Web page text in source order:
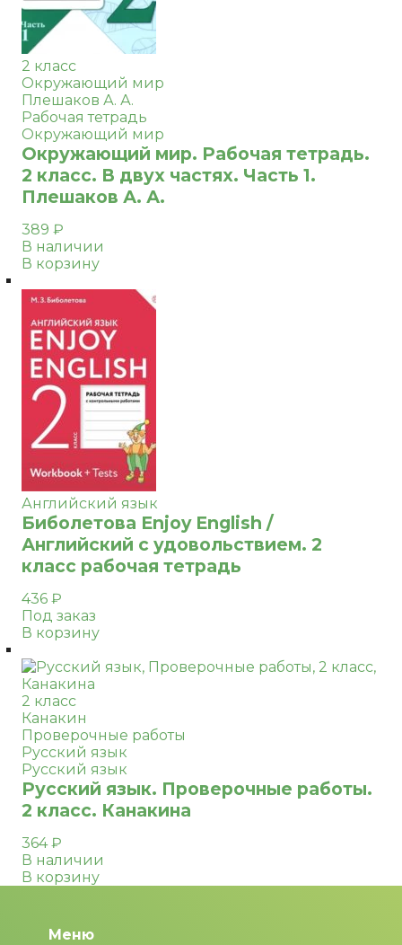
2 класс
Окружающий мир
Плешаков А. А.
Рабочая тетрадь
Окружающий мир
Окружающий мир. Рабочая тетрадь.
2 класс. В двух частях. Часть 1.
Плешаков А. А.
389 ₽
В наличии
В корзину
Английский язык
Биболетова Enjoy English /
Английский с удовольствием. 2
класс рабочая тетрадь
436 ₽
Под заказ
В корзину
2 класс
Канакин
Проверочные работы
Русский язык
Русский язык
Русский язык. Проверочные работы.
2 класс. Канакина
364₽
В наличии
В корзину
Меню